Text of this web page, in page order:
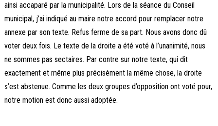
ainsi accaparé par la municipalité. Lors de la séance du Conseil
municipal, j’ai indiqué au maire notre accord pour remplacer notre
annexe par son texte. Refus ferme de sa part. Nous avons donc dû
voter deux fois. Le texte de la droite a été voté à l’unanimité, nous
ne sommes pas sectaires. Par contre sur notre texte, qui dit
exactement et même plus précisément la même chose, la droite
s’est abstenue. Comme les deux groupes d’opposition ont voté pour,
notre motion est donc aussi adoptée.